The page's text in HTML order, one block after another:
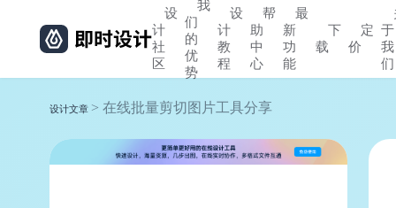
设
计
社
区
我
们
的
优
势
设
计
教
程
帮
助
中
心
最
新
功
能
下
载
定
价
于
我
们
设计文章 > 在线批量剪切图片工具分享